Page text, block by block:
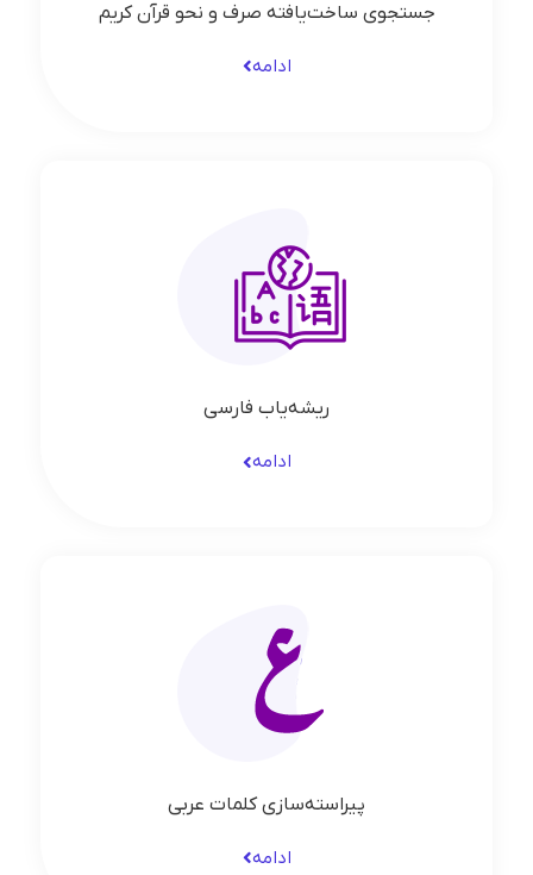
جستجوی ساخت‌یافته صرف و نحو قرآن کریم
ادامه
ریشه‌یاب فارسی
ادامه
پیراسته‌سازی کلمات عربی
ادامه